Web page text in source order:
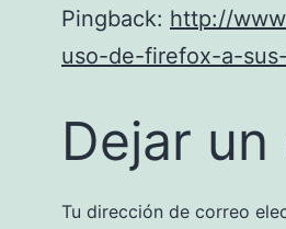
Pingback: http://
uso-de-firefox-a-
Dejar
Tu dirección de correo